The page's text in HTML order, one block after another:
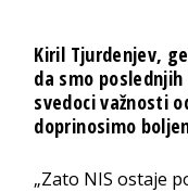
Kiril Tjurdenjev,
da smo
svedoci važnosti
doprinosimo
„Zato NIS ostaje